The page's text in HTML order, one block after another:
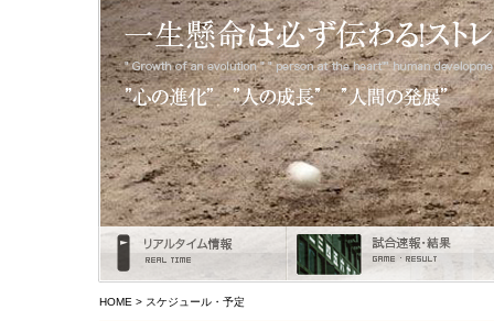
HOME > スケジュール・予定